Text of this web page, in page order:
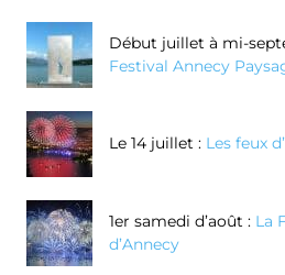
Début juillet à mi-
Festival Annecy
Le 14 juillet : Les feux
1er samedi d’août : La
d’Annecy